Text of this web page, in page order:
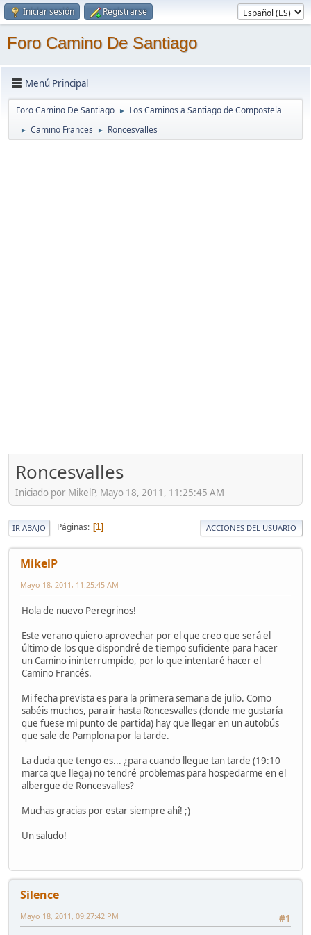
Iniciar sesión Registrarse
Foro Camino De Santiago
Menú Principal
Foro Camino De Santiago ► Los Caminos a Santiago de Compostela
► Camino Frances ► Roncesvalles
Roncesvalles
Iniciado por MikelP, Mayo 18, 2011, 11:25:45 AM
IR ABAJO Páginas 1 ACCIONES DEL USUARIO
MikelP
Mayo 18, 2011, 11:25:45 AM
Hola de nuevo Peregrinos!
Este verano quiero aprovechar por el que creo que será el
último de los que dispondré de tiempo suficiente para hacer
un Camino ininterrumpido, por lo que intentaré hacer el
Camino Francés.
Mi fecha prevista es para la primera semana de julio. Como
sabéis muchos, para ir hasta Roncesvalles (donde me gustaría
que fuese mi punto de partida) hay que llegar en un autobús
que sale de Pamplona por la tarde.
La duda que tengo es... ¿para cuando llegue tan tarde (19:10
marca que llega) no tendré problemas para hospedarme en el
albergue de Roncesvalles?
Muchas gracias por estar siempre ahí! ;)
Un saludo!
Silence
#1
Mayo 18, 2011, 09:27:42 PM